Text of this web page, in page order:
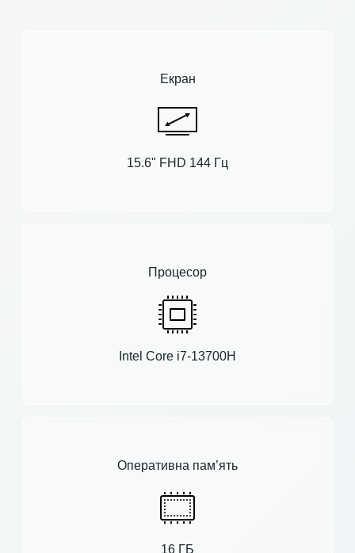
Екран
15.6" FHD 144 Гц
Процесор
Intel Core i7-13700H
Оперативна пам’ять
16 ГБ